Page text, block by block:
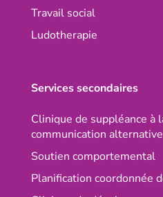
Travail social
Ludotherapie
Services secondaires
Clinique de suppléance à
communication alternative
Soutien comportemental
Planification coordonnée